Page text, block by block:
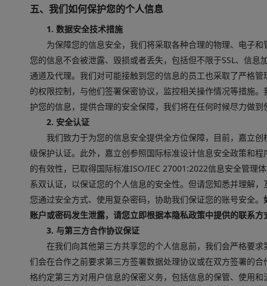
五、我们如何保护您的个人信息
1. 数据安全技术措施
为保障您的信息安全，我们将采取各种合理的物理、电子
您的信息不会被泄露、毁损或者丢失，包括但不限于SSL、信
通道及代理。我们对可能接触到您的信息的员工也采取了严格
的权限控制，与他们签署保密协议，监控相关操作情况等措施
护您的信息，提供合理的安全保障，我们将在任何时候尽力做
2. 安全认证
我们致力于为您的信息安全提供全方位保障，目前，嘉立
级保护认证。此外，嘉立创参照国际标准设计信息安全政策和
的有效性，已取得国际标准ISO/IEC 27001:2022信息安全管理
系双认证，以保证您的个人信息的安全性。但请您知悉并理解
您通过安全方式、使用复杂密码，协助我们保证您的账号安全。
账户或密码发生泄露，请您立即根据本隐私政策中提供的联系
3. 与第三方合作协议保证
在我们向其他第三方共享您的个人信息前，我们会严格要
们会在合作之前要求第三方签署数据处理协议或在双方签署的
格约定第三方对用户信息的保密义务，包括信息的保管、使用